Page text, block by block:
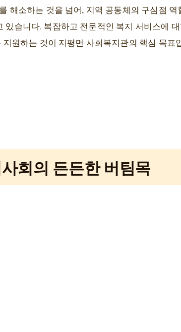
해소하는 것을 넘어, 지역 공동체의 구심점
습니다. 복잡하고 전문적인 복지 서비스에
원하는 것이 지평면 사회복지관의 핵심 목표
회의 든든한 버팀목